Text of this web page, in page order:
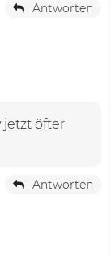
Antworten
jetzt öfter
Antworten